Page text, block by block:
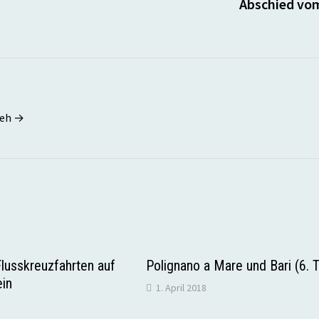
Abschied
→
auf
Polignano a Mare und Bari (6.
1. April 2018